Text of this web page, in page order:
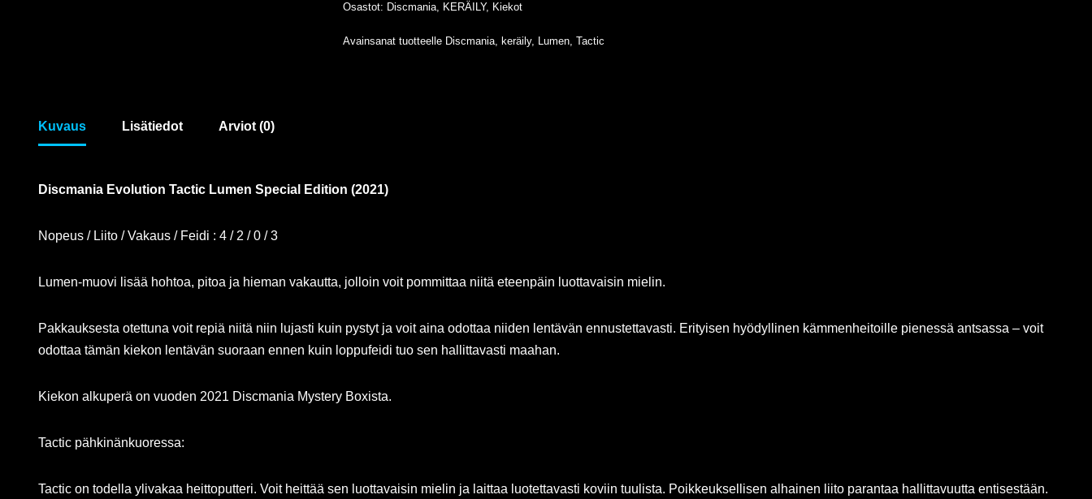
Osastot: Discmania, KERÄILY, Kiekot
Avainsanat tuotteelle Discmania, keräily, Lumen, Tactic
Kuvaus Lisätiedot Arviot (0)
Discmania Evolution Tactic Lumen Special Edition (2021)
Nopeus / Liito / Vakaus / Feidi : 4 / 2 / 0 / 3
Lumen-muovi lisää hohtoa, pitoa ja hieman vakautta, jolloin voit pommittaa niitä eteenpäin luottavaisin mielin.
Pakkauksesta otettuna voit repiä niitä niin lujasti kuin pystyt ja voit aina odottaa niiden lentävän ennustettavasti. Erityisen hyödyllinen kämmenheitoille pienessä antsassa – voit
odottaa tämän kiekon lentävän suoraan ennen kuin loppufeidi tuo sen hallittavasti maahan.
Kiekon alkuperä on vuoden 2021 Discmania Mystery Boxista.
Tactic pähkinänkuoressa:
Tactic on todella ylivakaa heittoputteri. Voit heittää sen luottavaisin mielin ja laittaa luotettavasti koviin tuulista. Poikkeuksellisen alhainen liito parantaa hallittavuutta entisestään.